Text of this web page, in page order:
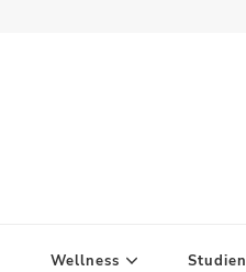
Wellness Studien